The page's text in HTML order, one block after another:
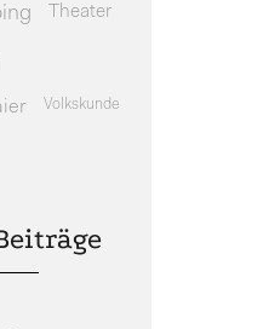
Theater
Volkskunde